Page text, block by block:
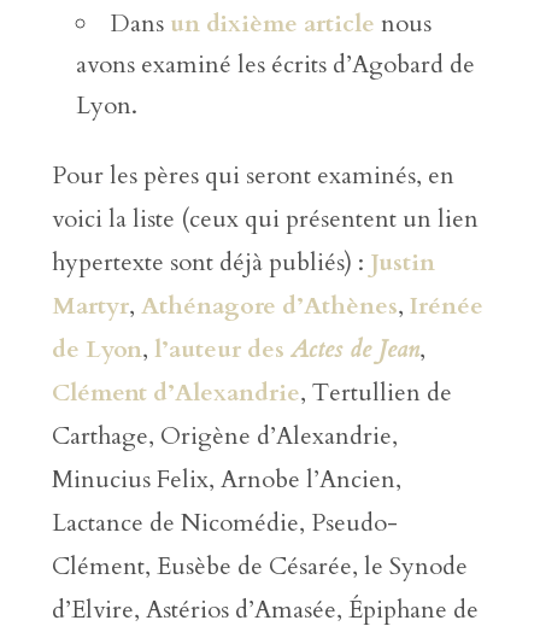
Dans un dixième article nous
avons examiné les écrits d’Agobard de
Lyon.
Pour les pères qui seront examinés, en
voici la liste (ceux qui présentent un lien
hypertexte sont déjà publiés) : Justin
Martyr, Athénagore d’Athènes, Irénée
de Lyon, l’auteur des Actes de Jean,
Clément d’Alexandrie, Tertullien de
Carthage, Origène d’Alexandrie,
Minucius Felix, Arnobe l’Ancien,
Lactance de Nicomédie, Pseudo-
Clément, Eusèbe de Césarée, le Synode
d’Elvire, Astérios d’Amasée, Épiphane de